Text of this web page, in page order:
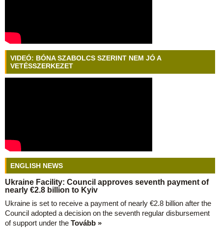
VIDEÓ: BÓNA SZABOLCS SZERINT NEM JÓ A
VETÉSSZERKEZET
ENGLISH NEWS
Ukraine Facility: Council approves seventh payment of
nearly €2.8 billion to Kyiv
Ukraine is set to receive a payment of nearly €2.8 billion after the
Council adopted a decision on the seventh regular disbursement
of support under the Tovább »